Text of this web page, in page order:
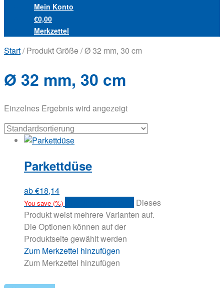
Mein Konto
€0,00
Merkzettel
Start/ Produkt Größe / Ø 32 mm, 30 cm
Ø 32 mm, 30 cm
Einzelnes Ergebnis wird angezeigt
Parkettdüse
ab€18,14
You save (%)
Dieses
Produkt weist mehrere Varianten auf.
Die Optionen können auf der
Produktseite gewählt werden
Zum Merkzettel hinzufügen
Zum Merkzettel hinzufügen